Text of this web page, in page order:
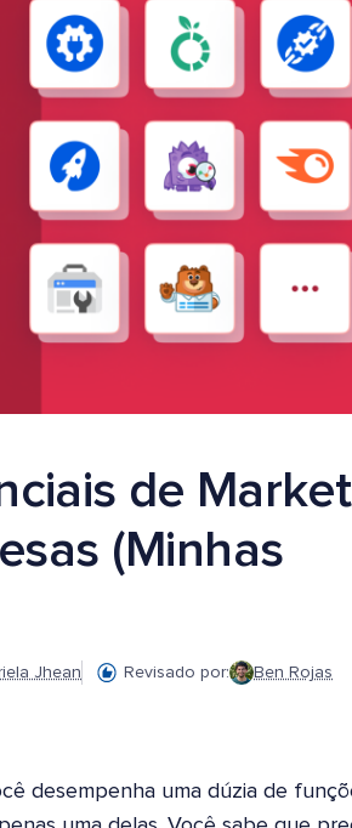
de
(Minhas
Jhean Revisado por: Ben Rojas
desempenha uma dúzia de